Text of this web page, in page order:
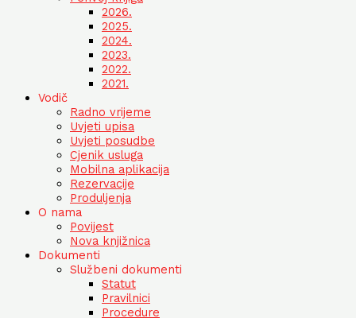
2026.
2025.
2024.
2023.
2022.
2021.
Vodič
Radno vrijeme
Uvjeti upisa
Uvjeti posudbe
Cjenik usluga
Mobilna aplikacija
Rezervacije
Produljenja
O nama
Povijest
Nova knjižnica
Dokumenti
Službeni dokumenti
Statut
Pravilnici
Procedure